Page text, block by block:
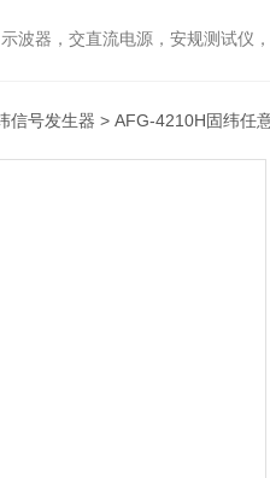
，交直流电源，安规测试仪，网络分
信号发生器 > AFG-4210H固纬任